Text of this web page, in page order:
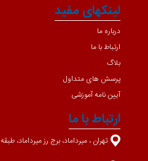
لینکهای مفید
درباره ما
ارتباط با ما
بلاگ
پرسش های متداول
آیین نامه آموزشی
ارتباط با ما
تهران ، میرداماد، برج رز میرداماد، طبقه 7، واحد 710